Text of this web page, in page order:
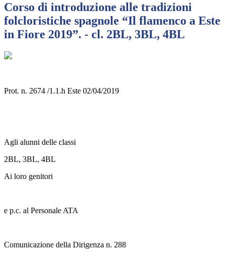
Corso di introduzione alle tradizioni
folcloristiche spagnole “Il flamenco a Este
in Fiore 2019”. - cl. 2BL, 3BL, 4BL
Prot. n. 2674 /1.1.h Este 02/04/2019
Agli alunni delle classi
2BL, 3BL, 4BL
Ai loro genitori
e p.c. al Personale ATA
Comunicazione della Dirigenza n. 288